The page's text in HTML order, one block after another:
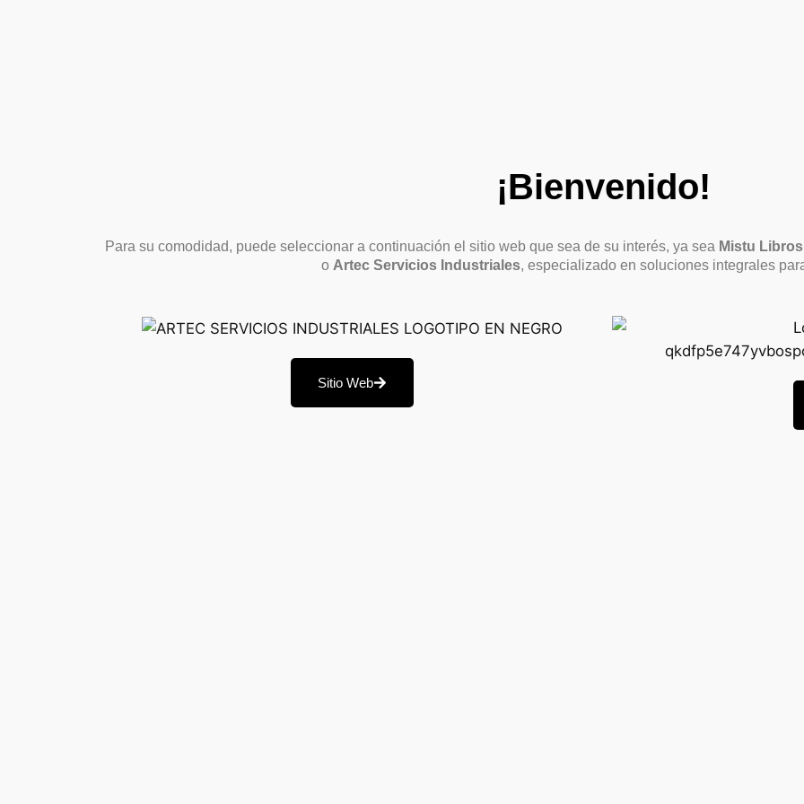
¡Bienvenido!
Para su comodidad, puede seleccionar a continuación el sitio web que sea de su interés, ya sea Mistu Libros
o Artec Servicios Industriales, especializado en soluciones integrales
Sitio Web